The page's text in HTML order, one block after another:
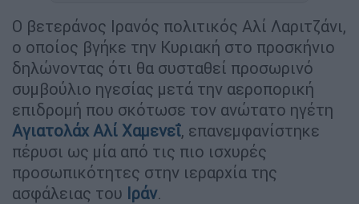
Ο βετεράνος Ιρανός πολιτικός Αλί Λαριτζάνι,
ο οποίος βγήκε την Κυριακή στο προσκήνιο
δηλώνοντας ότι θα συσταθεί προσωρινό
συμβούλιο ηγεσίας μετά την αεροπορική
επιδρομή που σκότωσε τον ανώτατο ηγέτη
Αγιατολάχ Αλί Χαμενεΐ, επανεμφανίστηκε
πέρυσι ως μία από τις πιο ισχυρές
προσωπικότητες στην ιεραρχία της
ασφάλειας του Ιράν.